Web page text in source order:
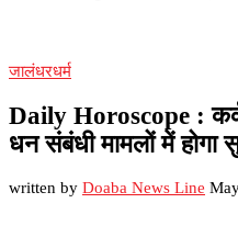
जालंधरधर्म
Daily Horoscope : कर्क
धन संबंधी मामलों में होगा
written by Doaba News Line